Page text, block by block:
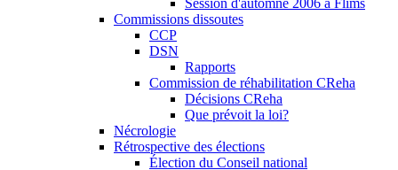
Session d'automne 2006 à Flims
Commissions dissoutes
CCP
DSN
Rapports
Commission de réhabilitation CReha
Décisions CReha
Que prévoit la loi?
Nécrologie
Rétrospective des élections
Élection du Conseil national